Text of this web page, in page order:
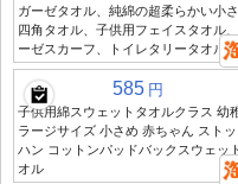
ガーゼタオル、純綿の超柔らかい小
四角タオル、子供用フェイスタオル
ーゼスカーフ、トイレタリータオル
585 円
子供用綿スウェットタオルクラス 幼
ラージサイズ 小さめ 赤ちゃん スト
ハン コットンパッドバックスウェッ
オル